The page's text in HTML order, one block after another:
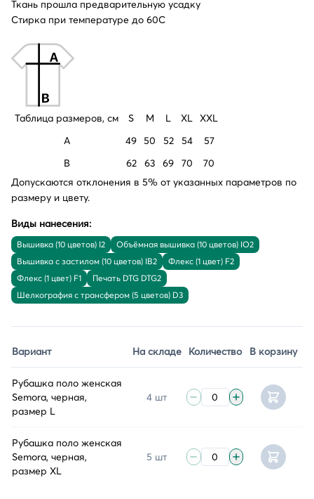
Ткань прошла предварительную усадку
Стирка при температуре до 60С
Таблица размеров, см S M L XL XXL
A
49 50 52 54
57
B
62 63 69 70
70
Допускаются отклонения в 5% от указанных параметров по
размеру и цвету.
Виды нанесения:
Вышивка (10 цветов) I2
Объёмная вышивка (10 цветов) IO2
Вышивка с застилом (10 цветов) IB2
Флекс (1 цвет) F2
Флекс (1 цвет) F1
Печать DTG DTG2
Шелкография с трансфером (5 цветов) D3
Вариант На складе Количество В корзину
Рубашка поло женская
Semora, черная,
размер L
4 шт
Рубашка поло женская
Semora, черная,
размер XL
5 шт